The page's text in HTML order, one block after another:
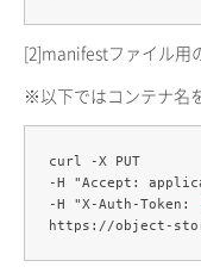
[2]manifestファイル用
※以下ではコンテナ名
curl -X PUT
-H "Accept:
-H "X-Auth-Token:
https://object-